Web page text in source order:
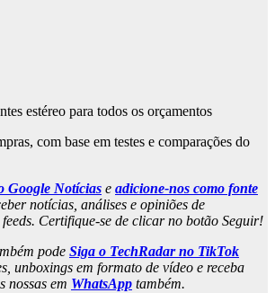
estéreo para todos os orçamentos
com base em testes e comparações do
Google Notícias e adicione-nos como fonte
notícias, análises e opiniões de
feeds. Certifique-se de clicar no botão Seguir!
pode Siga o TechRadar no TikTok
unboxings em formato de vídeo e receba
nossas em WhatsApp também.